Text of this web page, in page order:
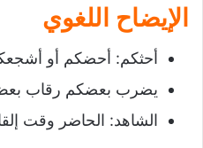
الإيضاح اللغوي
أحثكم: أحضكم أو
يضرب بعضكم رقاب بعض:
الشاهد: الحاضر وقت